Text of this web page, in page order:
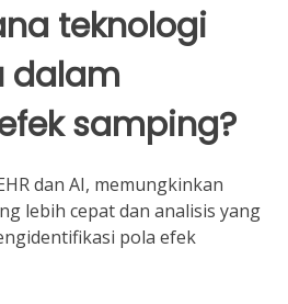
teknologi
dalam
samping?
dan AI, memungkinkan
lebih cepat dan analisis yang
pola efek